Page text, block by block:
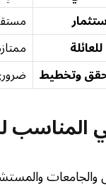
وتخطيط
المناسب